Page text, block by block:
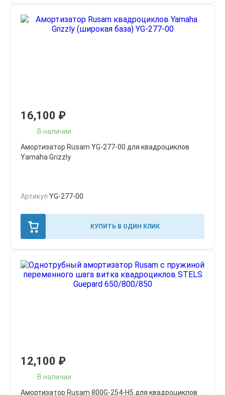
16,100 ₽
В наличии
Амортизатор Rusam YG-277-00 для квадроциклов
Yamaha Grizzly
Артикул YG-277-00
КУПИТЬ В ОДИН КЛИК
12,100 ₽
В наличии
Амортизатор Rusam 800G-254-H5 для квадроциклов